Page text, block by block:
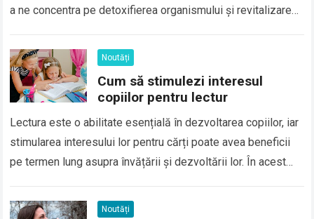
a ne concentra pe detoxifierea organismului și revitalizarea
Noutăți
Cum să stimulezi interesul
copiilor pentru lectur
Lectura este o abilitate esențială în dezvoltarea copiilor, iar
stimularea interesului lor pentru cărți poate avea beneficii
pe termen lung asupra învățării și dezvoltării lor. În acest
Noutăți